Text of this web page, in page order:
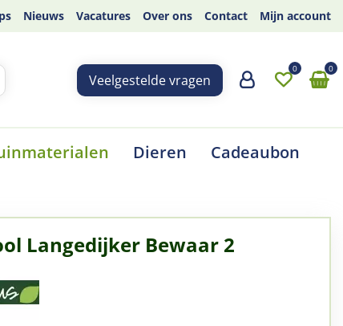
Nieuws Vacatures Over ons Contact Mijn account
Veelgestelde vragen
Dieren Cadeaubon
Langedijker Bewaar 2